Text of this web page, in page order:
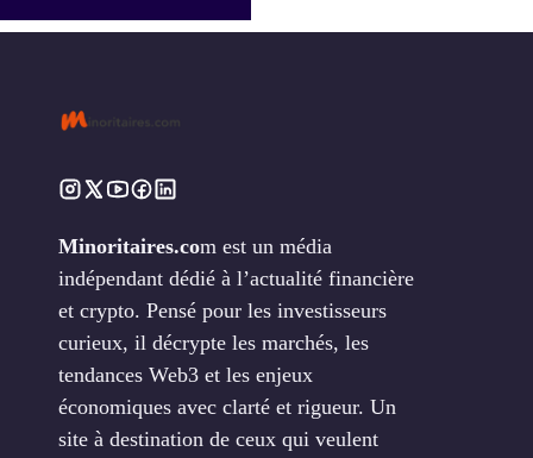
Minoritaires.com est un média
indépendant dédié à l’actualité financière
et crypto. Pensé pour les investisseurs
curieux, il décrypte les marchés, les
tendances Web3 et les enjeux
économiques avec clarté et rigueur. Un
site à destination de ceux qui veulent